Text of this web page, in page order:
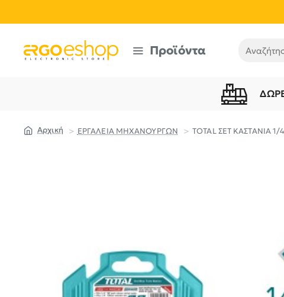
Προϊόντα Αναζήτηση
ΕΡΓΑΛΕΙΑ ΜΗΧΑΝΟΥΡΓΩΝ TOTAL ΣΕΤ ΚΑΣΤΑΝΙΑ